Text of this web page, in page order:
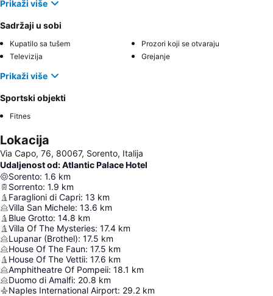
Prikaži više
Sadržaji u sobi
Kupatilo sa tušem
Prozori koji se otvaraju
Televizija
Grejanje
Prikaži više
Sportski objekti
Fitnes
Lokacija
Via Capo, 76, 80067, Sorento, Italija
Udaljenost od: Atlantic Palace Hotel
Sorento: 1.6 km
Sorrento: 1.9 km
Faraglioni di Capri: 13 km
Villa San Michele: 13.6 km
Blue Grotto: 14.8 km
Villa Of The Mysteries: 17.4 km
Lupanar (Brothel): 17.5 km
House Of The Faun: 17.5 km
House Of The Vettii: 17.6 km
Amphitheatre Of Pompeii: 18.1 km
Duomo di Amalfi: 20.8 km
Naples International Airport: 29.2 km